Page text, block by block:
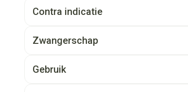
Contra indicatie
Zwangerschap
Gebruik